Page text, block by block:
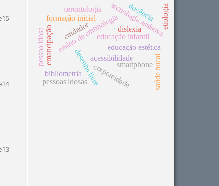
desenho livre
educação infantil
educação estética
acessibilidade
tecnologia assistiva
dislexia
smartphone
.
ensino de embriologia
formação inicial docência
emancipação
corporeidade
bibliometria
etiologia
cuidador
pessoa idosa
gerontologia
saúde bucal
pessoas idosas